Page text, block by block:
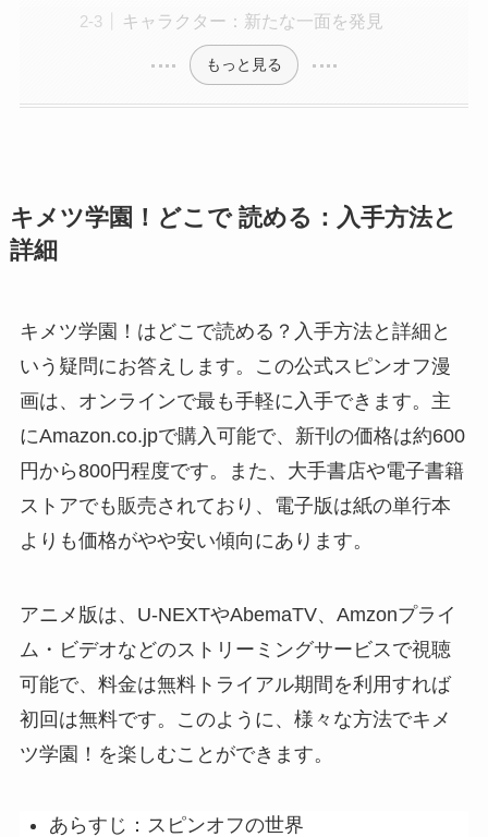
キャラクター：新たな一面を発見
もっと見る
キメツ学園！どこで 読める：入手方法と
詳細
キメツ学園！はどこで読める？入手方法と詳細と
いう疑問にお答えします。この公式スピンオフ漫
画は、オンラインで最も手軽に入手できます。主
にAmazon.co.jpで購入可能で、新刊の価格は約600
円から800円程度です。また、大手書店や電子書籍
ストアでも販売されており、電子版は紙の単行本
よりも価格がやや安い傾向にあります。
アニメ版は、U-NEXTやAbemaTV、Amzonプライ
ム・ビデオなどのストリーミングサービスで視聴
可能で、料金は無料トライアル期間を利用すれば
初回は無料です。このように、様々な方法でキメ
ツ学園！を楽しむことができます。
あらすじ：スピンオフの世界